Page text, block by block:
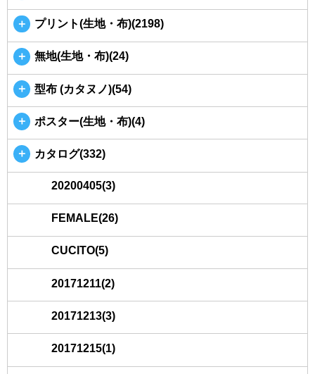
＋ プリント(生地・布)(2198)
＋ 無地(生地・布)(24)
＋ 型布 (カタヌノ)(54)
＋ ポスター(生地・布)(4)
＋ カタログ(332)
20200405(3)
FEMALE(26)
CUCITO(5)
20171211(2)
20171213(3)
20171215(1)